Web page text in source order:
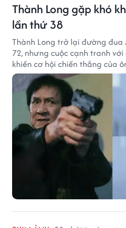
Thành Long gặp khó
lần thứ 38
Thành Long trở lại đường đua
72, nhưng cuộc cạnh tranh
khiến cơ hội chiến thắng của